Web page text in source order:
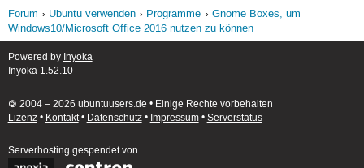
Forum Ubuntu verwenden Programme
Gnome Boxes, um
Windows10/Microsoft Office 2016 nutzen zu können
Powered by Inyoka
Inyoka 1.52.10
🄯 2004 – 2026 ubuntuusers.de • Einige Rechte vorbehalten
Lizenz• Kontakt• Datenschutz• Impressum• Serverstatus
Serverhosting gespendet von